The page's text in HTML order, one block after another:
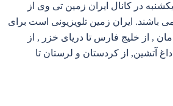
در کانال ایران زمین تی وی از
می باشند. ایران زمین تلویزیونی است برای
, از خلیج فارس تا دریای خزر , از
آتشین, از کردستان و لرستان تا